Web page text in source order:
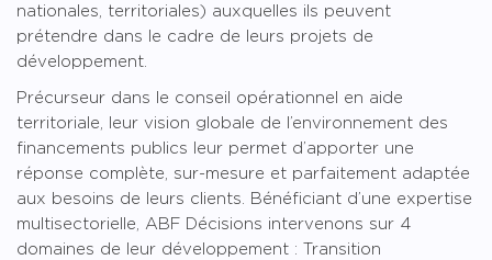
nationales, territoriales) auxquelles ils peuvent
prétendre dans le cadre de leurs projets de
développement.
Précurseur dans le conseil opérationnel en aide
territoriale, leur vision globale de l’environnement des
financements publics leur permet d’apporter une
réponse complète, sur-mesure et parfaitement adaptée
aux besoins de leurs clients. Bénéficiant d’une expertise
multisectorielle, ABF Décisions intervenons sur 4
domaines de leur développement : Transition